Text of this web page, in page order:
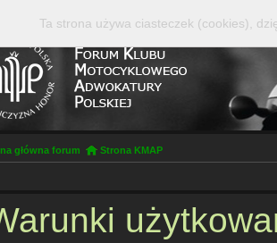
główna forum Strona KMAP
Ta strona używa ciasteczek (cookies),